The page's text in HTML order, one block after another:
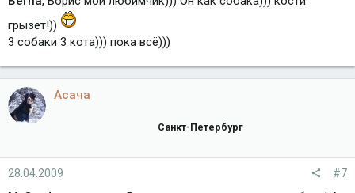
грызёт!))
3 собаки 3 кота))) пока всё)))
Асача
Санкт-Петербург
28.04.2009 #7